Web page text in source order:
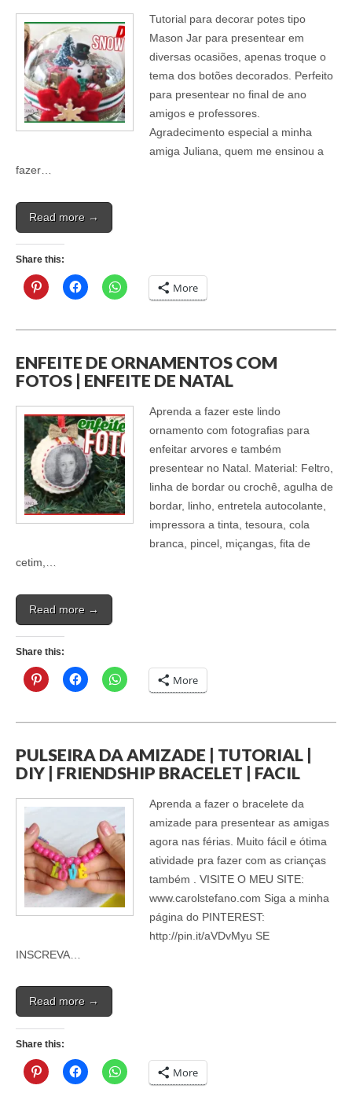
Tutorial para decorar potes tipo
Mason Jar para presentear em
diversas ocasiões, apenas troque o
tema dos botões decorados. Perfeito
para presentear no final de ano
amigos e professores.
Agradecimento especial a minha
amiga Juliana, quem me ensinou a
fazer…
Read more →
Share this:
More
ENFEITE DE ORNAMENTOS COM
FOTOS | ENFEITE DE NATAL
Aprenda a fazer este lindo
ornamento com fotografias para
enfeitar arvores e também
presentear no Natal. Material: Feltro,
linha de bordar ou crochê, agulha de
bordar, linho, entretela autocolante,
impressora a tinta, tesoura, cola
branca, pincel, miçangas, fita de
cetim,…
Read more →
Share this:
More
PULSEIRA DA AMIZADE | TUTORIAL |
DIY | FRIENDSHIP BRACELET | FACIL
Aprenda a fazer o bracelete da
amizade para presentear as amigas
agora nas férias. Muito fácil e ótima
atividade pra fazer com as crianças
também . VISITE O MEU SITE:
www.carolstefano.com Siga a minha
página do PINTEREST:
http://pin.it/aVDvMyu SE
INSCREVA…
Read more →
Share this:
More